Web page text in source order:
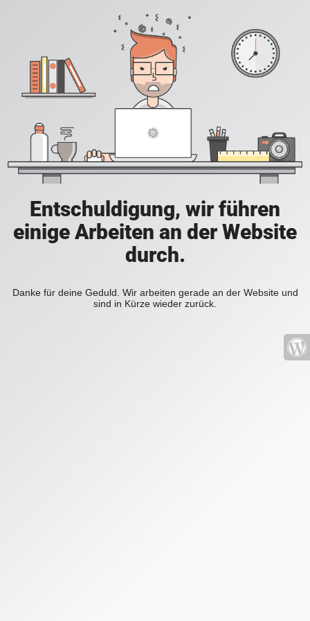
Entschuldigung, wir führen
einige Arbeiten an der Website
durch.
Danke für deine Geduld. Wir arbeiten gerade an der Website und
sind in Kürze wieder zurück.